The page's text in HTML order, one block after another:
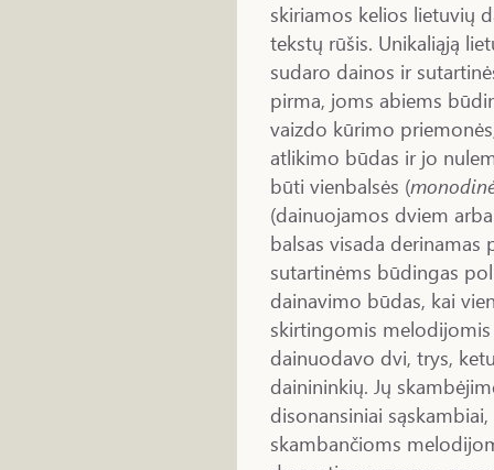
skiriamos kelios lietuvių
tekstų rūšis. Unikaliąją
sudaro dainos ir
pirma, joms abiems
vaizdo kūrimo
atlikimo būdas ir jo
būti vienbalsės (
(dainuojamos dviem
balsas visada
sutartinėms būdingas
dainavimo būdas, kai
skirtingomis
dainuodavo dvi, trys,
dainininkių. Jų
disonansiniai
skambančioms